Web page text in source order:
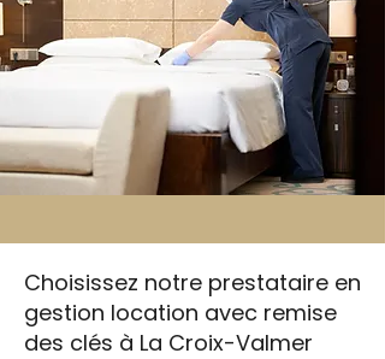
Choisissez notre prestataire en
gestion location avec remise
des clés à La Croix-Valmer